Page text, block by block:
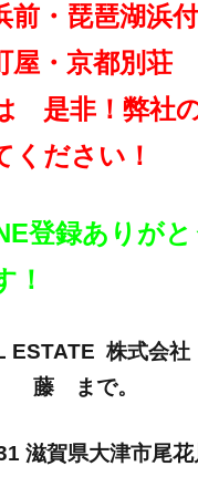
前・琵琶湖浜
屋・京都別荘
是非！弊社
ください！
登録ありが
！
ESTATE 株式会
藤 まで。
滋賀県大津市尾